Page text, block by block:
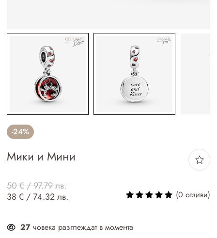
-24%
Мики и Мини
50 € / 97.79 лв.
38 € / 74.32 лв.
(0 отзиви)
27 човека разглеждат в момента